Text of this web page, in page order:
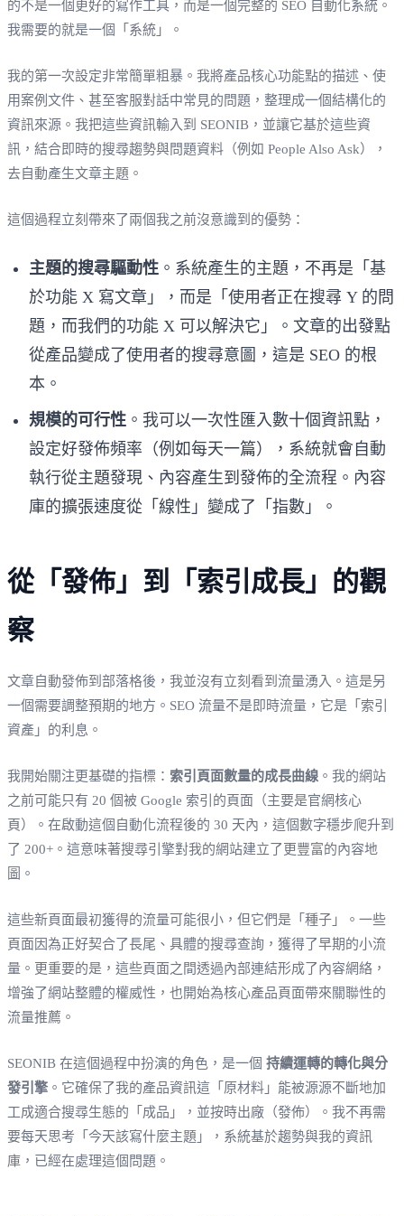
的不是一個更好的寫作工具，而是一個完整的 SEO 自動化系統。
我需要的就是一個「系統」。
我的第一次設定非常簡單粗暴。我將產品核心功能點的描述、使
用案例文件、甚至客服對話中常見的問題，整理成一個結構化的
資訊來源。我把這些資訊輸入到 SEONIB，並讓它基於這些資
訊，結合即時的搜尋趨勢與問題資料（例如 People Also Ask），
去自動產生文章主題。
這個過程立刻帶來了兩個我之前沒意識到的優勢：
主題的搜尋驅動性 。系統產生的主題，不再是「基
於功能 X 寫文章」，而是「使用者正在搜尋 Y 的問
題，而我們的功能 X 可以解決它」。文章的出發點
從產品變成了使用者的搜尋意圖，這是 SEO 的根
本。
規模的可行性 。我可以一次性匯入數十個資訊點，
設定好發佈頻率（例如每天一篇），系統就會自動
執行從主題發現、內容產生到發佈的全流程。內容
庫的擴張速度從「線性」變成了「指數」。
從「發佈」到「索引成長」的觀
察
文章自動發佈到部落格後，我並沒有立刻看到流量湧入。這是另
一個需要調整預期的地方。SEO 流量不是即時流量，它是「索引
資產」的利息。
我開始關注更基礎的指標： 索引頁面數量的成長曲線 。我的網站
之前可能只有 20 個被 Google 索引的頁面（主要是官網核心
頁）。在啟動這個自動化流程後的 30 天內，這個數字穩步爬升到
了 200+。這意味著搜尋引擎對我的網站建立了更豐富的內容地
圖。
這些新頁面最初獲得的流量可能很小，但它們是「種子」。一些
頁面因為正好契合了長尾、具體的搜尋查詢，獲得了早期的小流
量。更重要的是，這些頁面之間透過內部連結形成了內容網絡，
增強了網站整體的權威性，也開始為核心產品頁面帶來關聯性的
流量推薦。
SEONIB 在這個過程中扮演的角色，是一個 持續運轉的轉化與分
發引擎 。它確保了我的產品資訊這「原材料」能被源源不斷地加
工成適合搜尋生態的「成品」，並按時出廠（發佈）。我不再需
要每天思考「今天該寫什麼主題」，系統基於趨勢與我的資訊
庫，已經在處理這個問題。